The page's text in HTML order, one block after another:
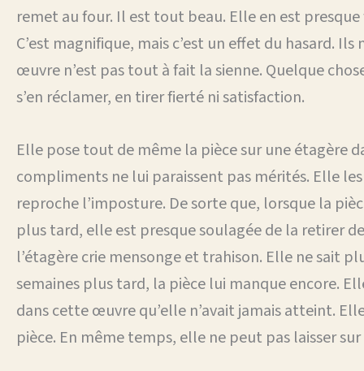
remet au four. Il est tout beau. Elle en est
C’est magnifique, mais c’est un effet du hasard.
œuvre n’est pas tout à fait la sienne. Quelque
s’en réclamer, en tirer fierté ni satisfaction.
Elle pose tout de même la pièce sur une étagère
compliments ne lui paraissent pas mérités. Elle
reproche l’imposture. De sorte que, lorsque la
plus tard, elle est presque soulagée de la retirer
l’étagère crie mensonge et trahison. Elle ne sait
semaines plus tard, la pièce lui manque encore.
dans cette œuvre qu’elle n’avait jamais atteint.
pièce. En même temps, elle ne peut pas laisser